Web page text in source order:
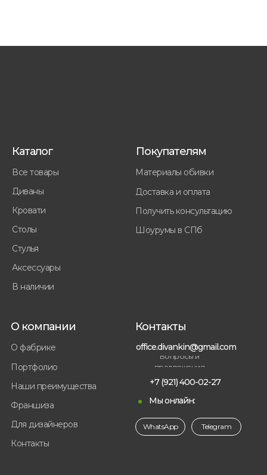
Все товары
Диваны
Кровати
Стулья
Столы
Аксессуары
В наличии
Каталог
Материалы обивки
Доставка и оплата
Получить консультацию
Шоурумы в СПб
Покупателям
О фабрике
Портфолио
Наши преимущества
Франшиза
О компании
Контакты
Контакты
office.divankin@gmail.com
Вопросы и
предложения
+7 (921) 400-02-27
Мы онлайн:
WhatsApp Telegram
Для дизайнеров